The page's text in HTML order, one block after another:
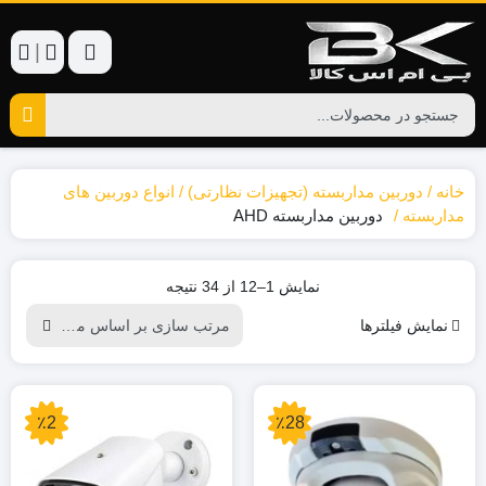
|
خانه دوربین مداربسته (تجهیزات نظارتی)
انواع دوربین های
مداربسته
دوربین مداربسته AHD
نمایش 1–12 از 34 نتیجه
popularity
نمایش فیلترها
٪28 ٪2